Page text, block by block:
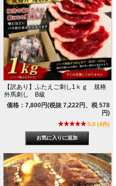
【訳あり】ふたえご刺し1ｋｇ 規格
外馬刺し B級
価格：7,800円(税抜 7,222円、税 578
円)
5.0 (4件)